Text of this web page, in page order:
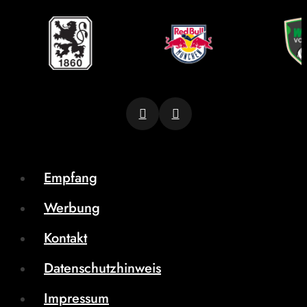
Empfang
Werbung
Kontakt
Datenschutzhinweis
Impressum